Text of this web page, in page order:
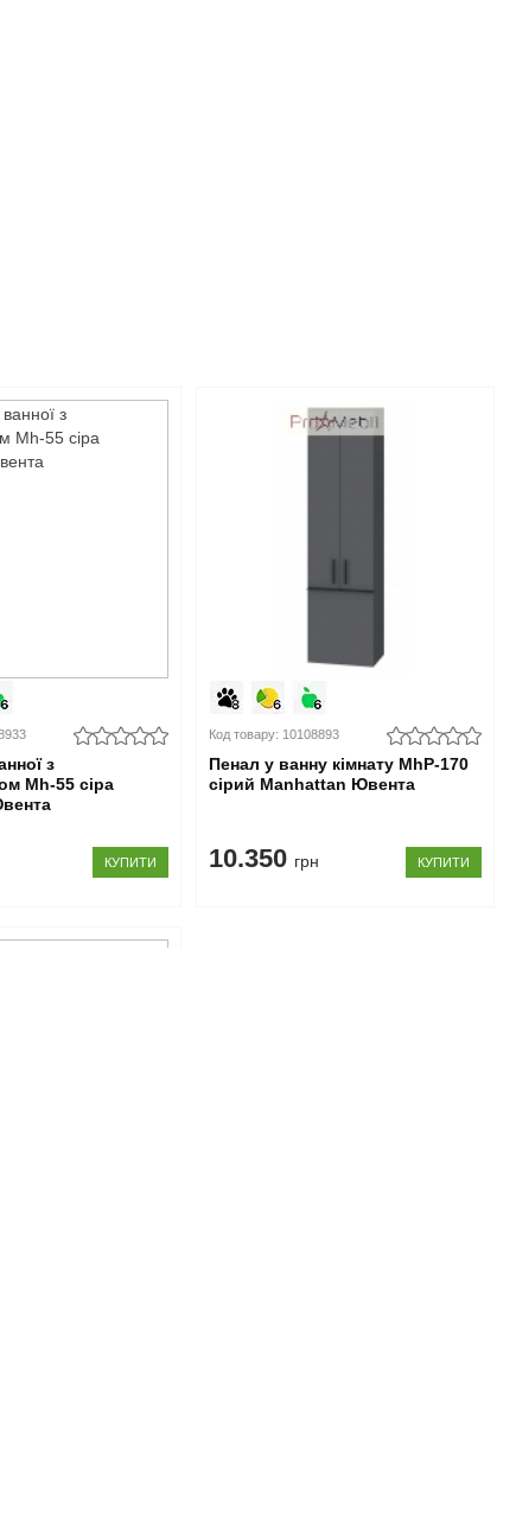
з
Mh-55 сіра
КУПИТИ
Код товару: 10108893
Пенал у ванну кімнату MhP-170
сірий Manhattan Ювента
10.350 грн КУПИТИ